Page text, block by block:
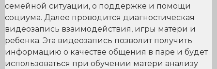
семейной ситуации, о поддержке и помощи
социума. Далее проводится диагностическая
видеозапись взаимодействия, игры матери и
ребенка. Эта видеозапись позволит получить
информацию о качестве общения в паре и будет
использоваться при обучении матери анализу